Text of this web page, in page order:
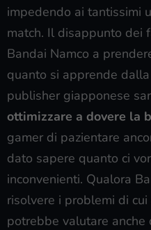
impedendo ai tantissimi
match. Il disappunto dei
Bandai Namco a
quanto si apprende
publisher giapponese
ottimizzare a dovere la
gamer di pazientare
dato sapere quanto ci
inconvenienti. Qualora
risolvere i problemi di
potrebbe valutare anche